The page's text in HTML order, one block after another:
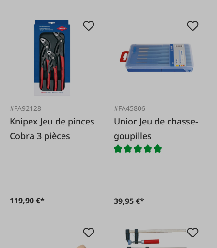
#FA92128
Knipex Jeu de pinces
Cobra 3 pièces
119,90 €*
#FA45806
Unior Jeu de chasse-
goupilles
39,95 €*